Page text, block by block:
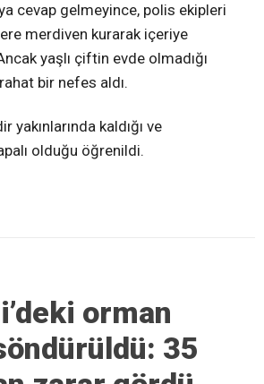
cevap gelmeyince, polis ekipleri
merdiven kurarak içeriye
yaşlı çiftin evde olmadığı
bir nefes aldı.
yakınlarında kaldığı ve
olduğu öğrenildi.
orman
35